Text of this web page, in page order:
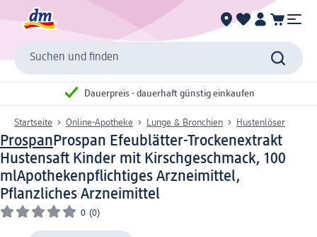
Suchen und finden
Dauerpreis - dauerhaft günstig einkaufen
Startseite Online-Apotheke Lunge & Bronchien Hustenlöser
ProspanProspan Efeublätter-Trockenextrakt
Hustensaft Kinder mit Kirschgeschmack, 100
mlApothekenpflichtiges Arzneimittel,
Pflanzliches Arzneimittel
0 (0)